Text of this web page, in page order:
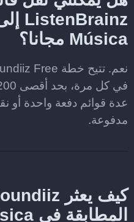
Música مجانا؟
عدة قوائم دفعة واحدة أو
مدفوعة.
المطابقة في Movistar Música؟